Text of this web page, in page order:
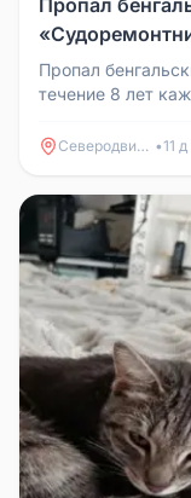
Пропал
течение 8 лет
Северодвинск •11 д